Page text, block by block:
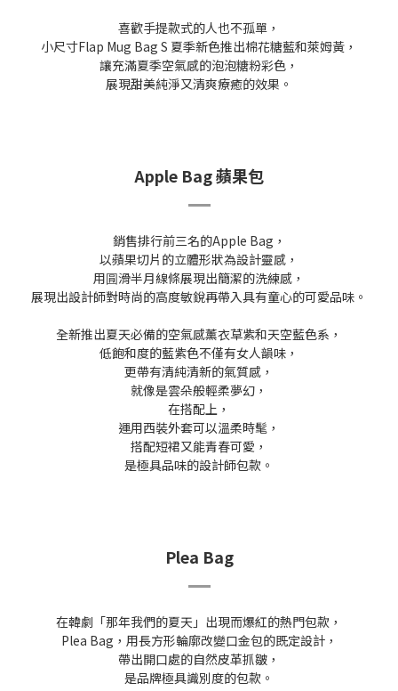
喜歡手提款式的人也不孤單，
小尺寸Flap Mug Bag S 夏季新色推出棉花糖藍和萊姆黃，
讓充滿夏季空氣感的泡泡糖粉彩色，
展現甜美純淨又清爽療癒的效果。
Apple Bag 蘋果包
銷售排行前三名的Apple Bag，
以蘋果切片的立體形狀為設計靈感，
用㘣滑半月線條展現出簡潔的洗練感，
展現出設計師對時尚的高度敏銳再帶入具有童心的可愛品味。
全新推出夏天必備的空氣感薰衣草紫和天空藍色系，
低飽和度的藍紫色不僅有女人韻味，
更帶有清純清新的氣質感，
就像是雲朵般輕柔夢幻，
在搭配上，
運用西裝外套可以溫柔時髦，
搭配短裙又能青春可愛，
是極具品味的設計師包款。
Plea Bag
在韓劇「那年我們的夏天」出現而爆紅的熱門包款，
Plea Bag，用長方形輪廓改變口金包的既定設計，
帶出開口處的自然皮革抓皺，
是品牌極具識別度的包款。